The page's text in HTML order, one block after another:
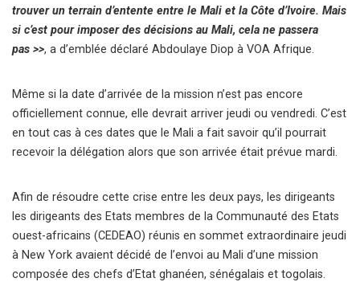
trouver un terrain d’entente entre le Mali et la Côte d’Ivoire. Mais
si c’est pour imposer des décisions au Mali, cela ne passera
pas >>, a d’emblée déclaré Abdoulaye Diop à VOA Afrique.
Même si la date d’arrivée de la mission n’est pas encore
officiellement connue, elle devrait arriver jeudi ou vendredi. C’est
en tout cas à ces dates que le Mali a fait savoir qu’il pourrait
recevoir la délégation alors que son arrivée était prévue mardi.
Afin de résoudre cette crise entre les deux pays, les dirigeants
les dirigeants des Etats membres de la Communauté des Etats
ouest-africains (CEDEAO) réunis en sommet extraordinaire jeudi
à New York avaient décidé de l’envoi au Mali d’une mission
composée des chefs d’Etat ghanéen, sénégalais et togolais.